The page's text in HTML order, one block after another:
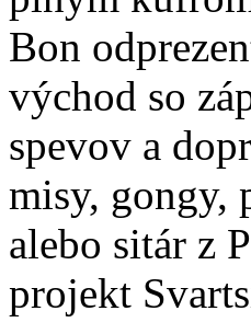
Bon
východ so
spevov a
misy, gongy,
alebo sitár z
projekt